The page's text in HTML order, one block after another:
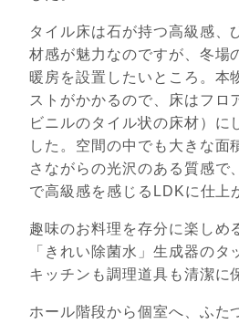
タイル床は石が持つ高級感、
材感が魅力なのですが、冬場
暖房を設置したいところ。本
ストがかかるので、床はフロ
ビニルのタイル状の床材）に
した。空間の中でも大きな面
さながらの光沢のある質感で
で高級感を感じるLDKに仕上
趣味のお料理を存分に楽しめ
「きれい除菌水」生成器のタ
キッチンも調理道具も清潔に
ホール階段から個室へ、ふた